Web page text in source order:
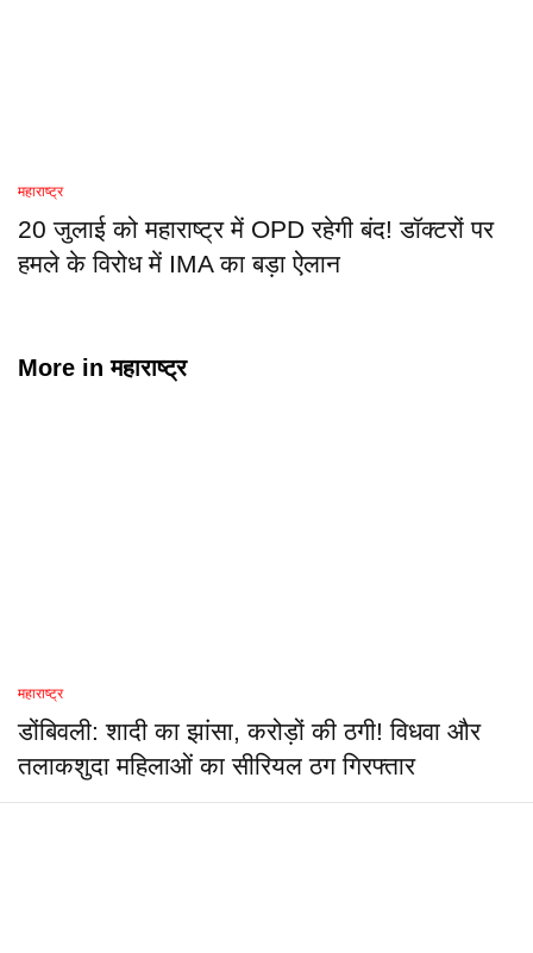
महाराष्ट्र
20 जुलाई को महाराष्ट्र में OPD रहेगी बंद! डॉक्टरों पर
हमले के विरोध में IMA का बड़ा ऐलान
More inमहाराष्ट्र
महाराष्ट्र
डोंबिवली: शादी का झांसा, करोड़ों की ठगी! विधवा और
तलाकशुदा महिलाओं का सीरियल ठग गिरफ्तार